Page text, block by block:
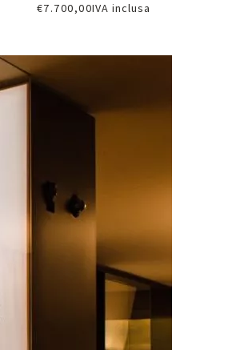
€7.700,00IVA inclusa